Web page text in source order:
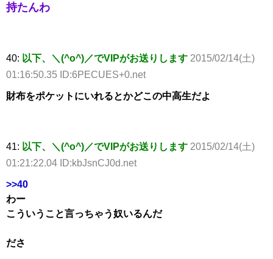
持たんわ
40: 以下、＼(^o^)／でVIPがお送りします 2015/02/14(土)
01:16:50.35 ID:6PECUES+0.net
財布をポケットにいれるとかどこの中高生だよ
41: 以下、＼(^o^)／でVIPがお送りします 2015/02/14(土)
01:21:22.04 ID:kbJsnCJ0d.net
>>40
わー
こういうこと言っちゃう奴いるんだ
ださ